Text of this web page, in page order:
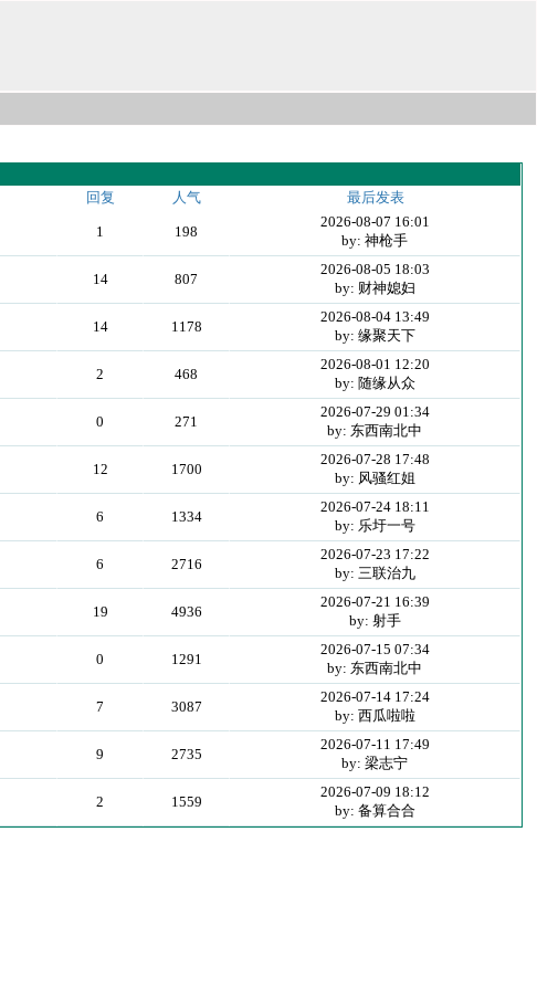
回复 人气 最后发表
1 198
2026-08-07 16:01
by: 神枪手
14 807
2026-08-05 18:03
by: 财神媳妇
14 1178
2026-08-04 13:49
by: 缘聚天下
2 468
2026-08-01 12:20
by: 随缘从众
0 271
2026-07-29 01:34
by: 东西南北中
12 1700
2026-07-28 17:48
by: 风骚红姐
6 1334
2026-07-24 18:11
by: 乐圩一号
6 2716
2026-07-23 17:22
by: 三联治九
19 4936
2026-07-21 16:39
by: 射手
0 1291
2026-07-15 07:34
by: 东西南北中
7 3087
2026-07-14 17:24
by: 西瓜啦啦
9 2735
2026-07-11 17:49
by: 梁志宁
2 1559
2026-07-09 18:12
by: 备算合合